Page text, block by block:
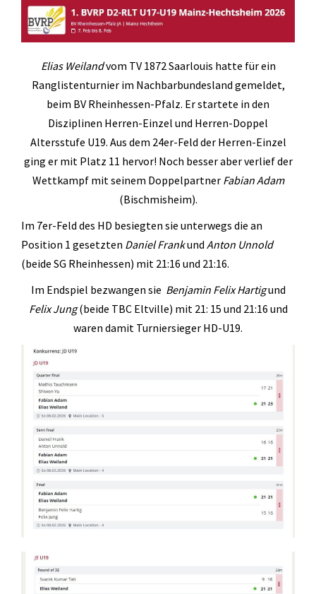
Lungensport – REHA
Orthopädie – REHA
Rückenschule
Tai Chi
Yoga
Kletterknirpse
Leichtathletik
Schwimmen
Schwimmen lernen
Seepferdchen
Schwimmer
Seniorensport
Sportabzeichen
Trampolin
Turnen
Zumba
TV 1872 Saarlouis e.V.
Turnrat
Elias Weilandvom TV 1872 Saarlouis hatte für ein
Ranglistenturnier im Nachbarbundesland gemeldet,
beim BV Rheinhessen-Pfalz. Er startete in den
Disziplinen Herren-Einzel und Herren-Doppel
Altersstufe U19. Aus dem 24er-Feld der Herren-Einzel
ging er mit Platz 11 hervor! Noch besser aber verlief der
Wettkampf mit seinem Doppelpartner Fabian Adam
(Bischmisheim).
Im 7er-Feld des HD besiegten sie unterwegs die an
Position 1 gesetzten Daniel Frankund Anton Unnold
(beide SG Rheinhessen) mit 21:16 und 21:16.
Im Endspiel bezwangen sie Benjamin Felix Hartigund
Felix Jung(beide TBC Eltville) mit 21: 15 und 21:16 und
waren damit Turniersieger HD-U19.